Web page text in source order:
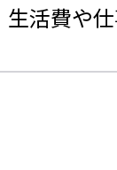
活費や仕